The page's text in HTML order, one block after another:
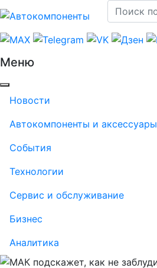
Меню
Новости
Автокомпоненты и аксессуары
События
Технологии
Сервис и обслуживание
Бизнес
Аналитика